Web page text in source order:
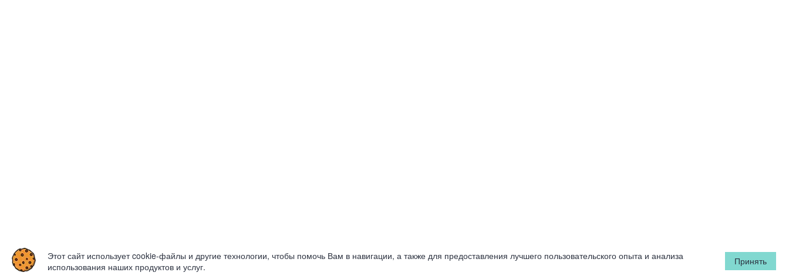
Этот сайт использует cookie-файлы и другие технологии, чтобы помочь Вам в навигации, а также для предоставления лучшего пользовательского опыта и анализа
использования наших продуктов и услуг.
Принять